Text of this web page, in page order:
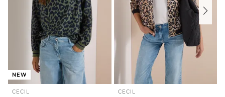
NEW
CECIL CECIL